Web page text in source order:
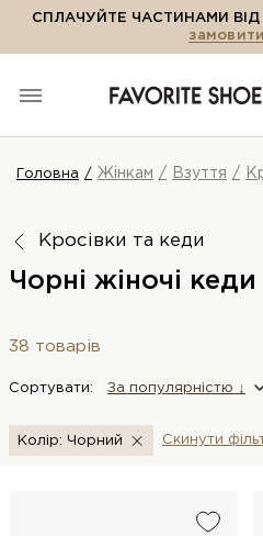
СПЛАЧУЙТЕ ЧАСТИНАМИ
замовити
Головна Жінкам Взуття
Кросівки та кеди
Чорні жіночі кеди
38 товарів
Сортувати: За популярністю ↓
Колір: Чорний Скинути